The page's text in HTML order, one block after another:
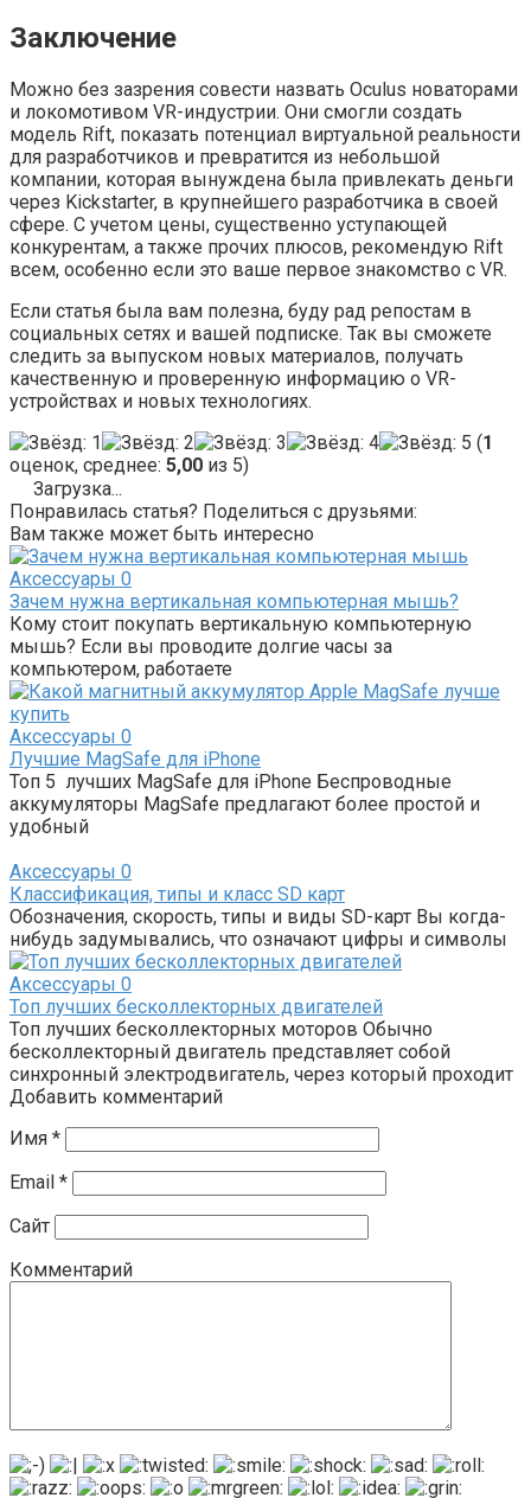
Заключение
Можно без зазрения совести назвать Oculus новаторами
и локомотивом VR-индустрии. Они смогли создать
модель Rift, показать потенциал виртуальной реальности
для разработчиков и превратится из небольшой
компании, которая вынуждена была привлекать деньги
через Kickstarter, в крупнейшего разработчика в своей
сфере. С учетом цены, существенно уступающей
конкурентам, а также прочих плюсов, рекомендую Rift
всем, особенно если это ваше первое знакомство с VR.
Если статья была вам полезна, буду рад репостам в
социальных сетях и вашей подписке. Так вы сможете
следить за выпуском новых материалов, получать
качественную и проверенную информацию о VR-
устройствах и новых технологиях.
(1
оценок, среднее: 5,00 из 5)
Загрузка...
Понравилась статья? Поделиться с друзьями:
Вам также может быть интересно
Аксессуары 0
Зачем нужна вертикальная компьютерная мышь?
Кому стоит покупать вертикальную компьютерную
мышь? Если вы проводите долгие часы за
компьютером, работаете
Аксессуары 0
Лучшие MagSafe для iPhone
Топ 5 лучших MagSafe для iPhone Беспроводные
аккумуляторы MagSafe предлагают более простой и
удобный
Аксессуары 0
Классификация, типы и класс SD карт
Обозначения, скорость, типы и виды SD-карт Вы когда-
нибудь задумывались, что означают цифры и символы
Аксессуары 0
Топ лучших бесколлекторных двигателей
Топ лучших бесколлекторных моторов Обычно
бесколлекторный двигатель представляет собой
синхронный электродвигатель, через который проходит
Добавить комментарий
Имя *
Email *
Сайт
Комментарий